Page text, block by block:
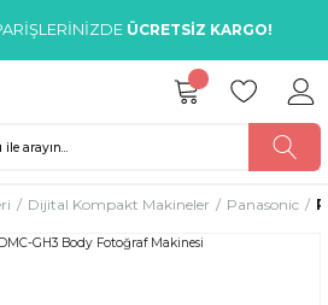
ÜCRETSİZ KARGO!
Dijital Kompakt Makineler Panasonic